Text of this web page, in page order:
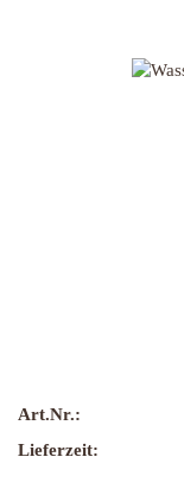
Art.Nr.:
Lieferzeit: